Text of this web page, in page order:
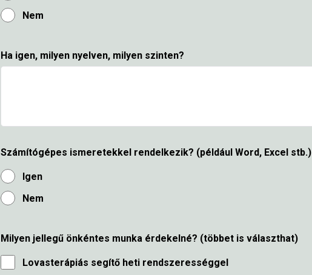
Nem
Ha igen, milyen nyelven, milyen szinten?
Számítógépes ismeretekkel rendelkezik? (például Word, Excel stb.)
Igen
Nem
Milyen jellegű önkéntes munka érdekelné? (többet is választhat)
Lovasterápiás segítő heti rendszerességgel